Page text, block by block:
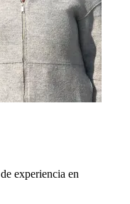
experiencia en